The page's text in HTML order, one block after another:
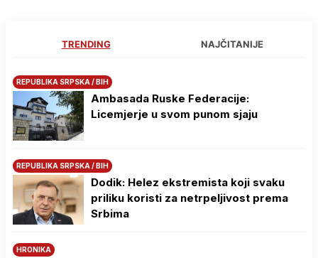
TRENDING NAJČITANIJE
REPUBLIKA SRPSKA / BIH
Ambasada Ruske Federacije:
Licemjerje u svom punom sjaju
REPUBLIKA SRPSKA / BIH
Dodik: Helez ekstremista koji svaku
priliku koristi za netrpeljivost prema
Srbima
HRONIKA